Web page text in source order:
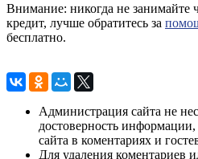
Внимание: никогда не занимайте
кредит, лучше обратитесь за
бесплатно.
Администрация сайта не
достоверность
сайта в коментариях и
Для удаления коментариев